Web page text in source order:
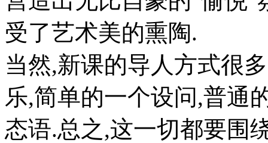
受了艺术美的熏陶.
当然,新课的导人方式很
乐,简单的一个设问,普通
态语.总之,这一切都要围